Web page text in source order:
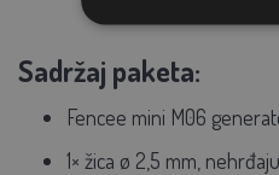
Sadržaj paketa:
Fencee mini M06
1× žica ø 2,5 mm,